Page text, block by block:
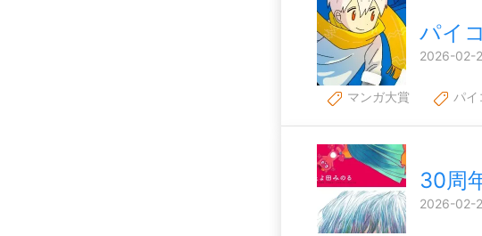
パイ
2026-02-
マンガ大賞 パイ
30周
2026-02-